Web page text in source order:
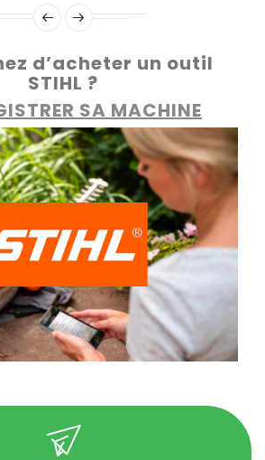
d’acheter un outil
STIHL ?
SA MACHINE